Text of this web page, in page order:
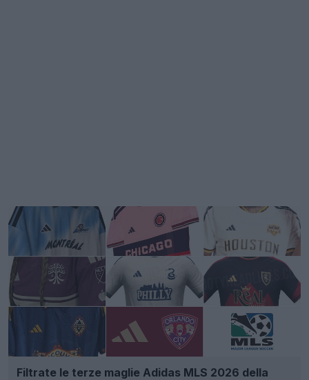
Filtrate le terze maglie Adidas MLS 2026 della